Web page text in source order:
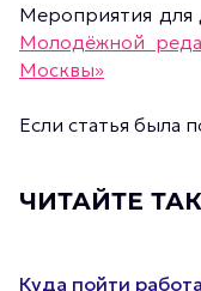
Мероприятия
Молодёжной
Москвы»
Если статья была
ЧИТАЙТЕ
Куда пойти